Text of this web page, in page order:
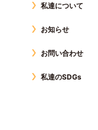
私達について
お知らせ
お問い合わせ
私達のSDGs